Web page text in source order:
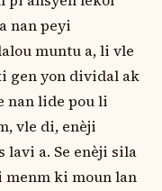
nan peyi
muntu a, li vle
gen yon dividal ak
nan lide pou li
vle di, enѐji
a. Se enѐji sila
menm ki moun lan